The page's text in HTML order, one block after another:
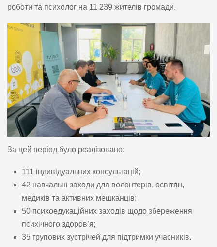
роботи та психолог на 11 239 жителів громади.
За цей період було реалізовано:
111 індивідуальних консультацій;
42 навчальні заходи для волонтерів, освітян,
медиків та активних мешканців;
50 психоедукаційних заходів щодо збереження
психічного здоров’я;
35 групових зустрічей для підтримки учасників.